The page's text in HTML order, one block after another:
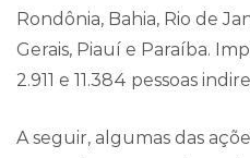
Rondônia, Bahia, Rio de
Gerais, Piauí e Paraíba.
2.911 e 11.384 pessoas
A seguir, algumas das